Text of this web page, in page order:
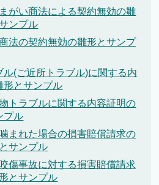
がい商法による契約無効の雛
ンプル
法の契約無効の雛形とサンプ
ル(ご近所トラブル)に関する内
形とサンプル
トラブルに関する内容証明の
プル
まれた場合の損害賠償請求の
サンプル
傷事故に対する損害賠償請求
とサンプル